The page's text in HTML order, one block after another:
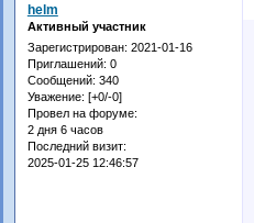
helm
Активный участник
Зарегистрирован: 2021-01-16
Приглашений: 0
Сообщений: 340
Уважение: [+0/-0]
Провел на форуме:
2 дня 6 часов
Последний визит:
2025-01-25 12:46:57